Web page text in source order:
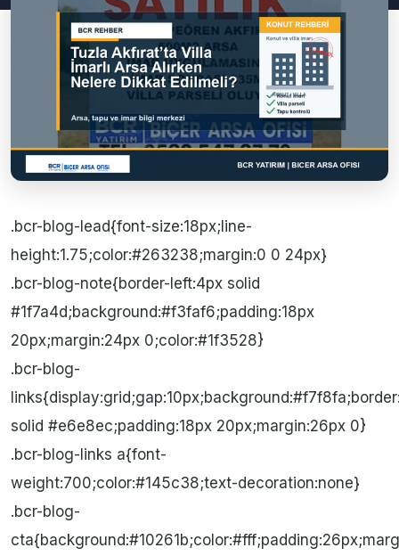
.bcr-blog-lead{font-size:18px;line-
height:1.75;color:#263238;margin:0 0 24px}
.bcr-blog-note{border-left:4px solid
#1f7a4d;background:#f3faf6;padding:18px
20px;margin:24px 0;color:#1f3528}
.bcr-blog-
solid #e6e8ec;padding:18px 20px;margin:26px 0}
.bcr-blog-links a{font-
weight:700;color:#145c38;text-decoration:none}
.bcr-blog-